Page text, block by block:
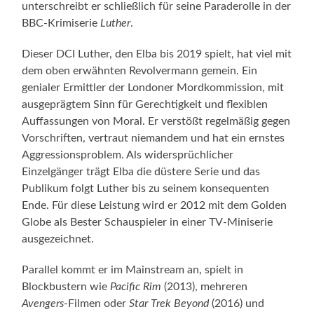
unterschreibt er schließlich für seine Paraderolle in der
BBC-KrimiserieLuther.
Dieser DCI Luther, den Elba bis 2019 spielt, hat viel mit
dem oben erwähnten Revolvermann gemein. Ein
genialer Ermittler der Londoner Mordkommission, mit
ausgeprägtem Sinn für Gerechtigkeit und flexiblen
Auffassungen von Moral. Er verstößt regelmäßig gegen
Vorschriften, vertraut niemandem und hat ein ernstes
Aggressionsproblem. Als widersprüchlicher
Einzelgänger trägt Elba die düstere Serie und das
Publikum folgt Luther bis zu seinem konsequenten
Ende. Für diese Leistung wird er 2012 mit dem Golden
Globe als Bester Schauspieler in einer TV-Miniserie
ausgezeichnet.
Parallel kommt er im Mainstream an, spielt in
Blockbustern wiePacific Rim (2013), mehreren
Avengers-Filmen oderStar Trek Beyond(2016) und